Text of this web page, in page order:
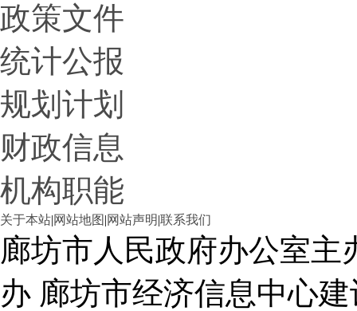
政策文件
统计公报
规划计划
财政信息
机构职能
关于本站|网站地图 |网站声明|联系我们
廊坊市人民政府办公室
办 廊坊市经济信息中心建